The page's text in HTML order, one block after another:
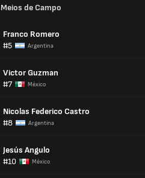
Meios de Campo
Franco Romero
#5
Argentina
Victor Guzman
#7
México
Nicolas Federico Castro
#8
Argentina
Jesús Angulo
#10
México